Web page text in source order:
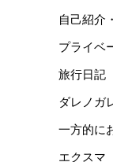
自己紹介
プライベ
旅行日記
ダレノガ
一方的に
エクスマ